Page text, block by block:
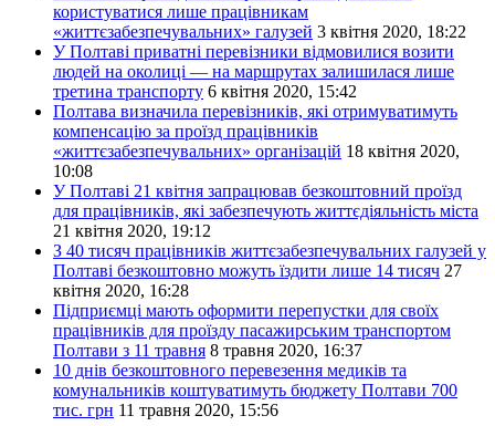
користуватися лише працівникам
«життєзабезпечувальних» галузей 3 квітня 2020, 18:22
У Полтаві приватні перевізники відмовилися возити
людей на околиці — на маршрутах залишилася лише
третина транспорту 6 квітня 2020, 15:42
Полтава визначила перевізників, які отримуватимуть
компенсацію за проїзд працівників
«життєзабезпечувальних» організацій 18 квітня 2020,
10:08
У Полтаві 21 квітня запрацював безкоштовний проїзд
для працівників, які забезпечують життєдіяльність міста
21 квітня 2020, 19:12
З 40 тисяч працівників життєзабезпечувальних галузей у
Полтаві безкоштовно можуть їздити лише 14 тисяч 27
квітня 2020, 16:28
Підприємці мають оформити перепустки для своїх
працівників для проїзду пасажирським транспортом
Полтави з 11 травня 8 травня 2020, 16:37
10 днів безкоштовного перевезення медиків та
комунальників коштуватимуть бюджету Полтави 700
тис. грн 11 травня 2020, 15:56